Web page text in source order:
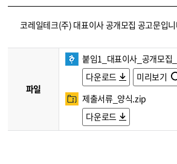
코레일소개_경영공시_채용공고 상세보기 – 내용, 파일, 담당자 연락처로 구성
코레일테크(주) 대표이사 공개모집 공고문입
파일
붙임1_대표이사_공개모집
다운로드
미리보기
제출서류_양식.zip
다운로드